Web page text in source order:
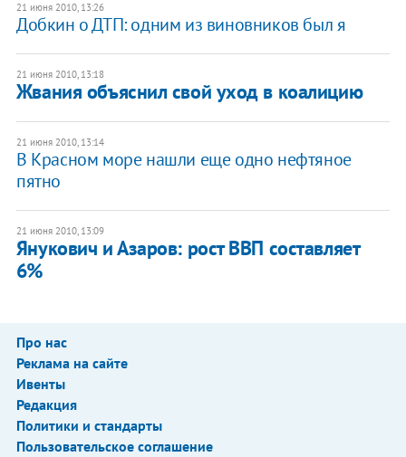
21 июня 2010, 13:26
Добкин о ДТП: одним из виновников был я
21 июня 2010, 13:18
Жвания объяснил свой уход в коалицию
21 июня 2010, 13:14
В Красном море нашли еще одно нефтяное
пятно
21 июня 2010, 13:09
Янукович и Азаров: рост ВВП составляет
6%
Про нас
Реклама на сайте
Ивенты
Редакция
Политики и стандарты
Пользовательское соглашение